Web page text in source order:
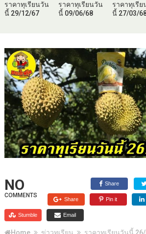
ราคาทุเรียนวัน
นี้ 29/12/67
ราคาทุเรียนวัน
นี้ 09/06/68
ราคาทุเรี
นี้ 27/03/
NO
COMMENTS
Share
Share Pin it
Stumble Email
Home ข่าวทุเรียน ราคาทุเรียนวันนี้